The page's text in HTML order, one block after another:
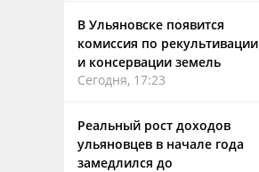
В Ульяновске появится
комиссия по рекультивации
и консервации земель
Сегодня, 17:23
Реальный рост доходов
ульяновцев в начале года
замедлился до